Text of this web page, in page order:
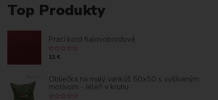
I
Top Produkty
Prací kord fialovobordová
11 €
Obliečka na malý vankúš 50x50 s vyšívaným
motívom - Jeleň v kruhu